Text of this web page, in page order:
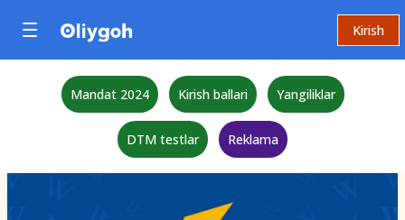
Kirish
Mandat 2024 Kirish ballari Yangiliklar
DTM testlar Reklama